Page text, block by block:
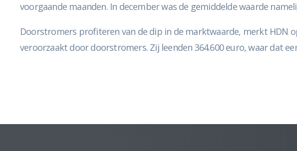
voorgaande maanden. In december was de gemiddelde waarde
Doorstromers profiteren van de dip in de marktwaarde, merkt HDN
veroorzaakt door doorstromers. Zij leenden 364.600 euro, waar dat